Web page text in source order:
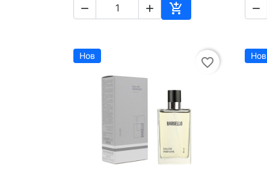
  
Добавяне към

Нов favorite_border Нов